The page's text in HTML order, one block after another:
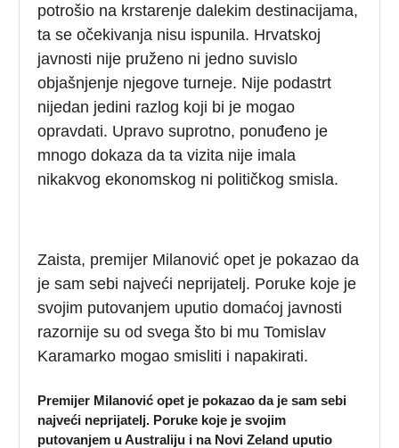
potrošio na krstarenje dalekim destinacijama,
ta se očekivanja nisu ispunila. Hrvatskoj
javnosti nije pruženo ni jedno suvislo
objašnjenje njegove turneje. Nije podastrt
nijedan jedini razlog koji bi je mogao
opravdati. Upravo suprotno, ponuđeno je
mnogo dokaza da ta vizita nije imala
nikakvog ekonomskog ni političkog smisla.
Zaista, premijer Milanović opet je pokazao da
je sam sebi najveći neprijatelj. Poruke koje je
svojim putovanjem uputio domaćoj javnosti
razornije su od svega što bi mu Tomislav
Karamarko mogao smisliti i napakirati.
Premijer Milanović opet je pokazao da je sam sebi
najveći neprijatelj. Poruke koje je svojim
putovanjem u Australiju i na Novi Zeland uputio